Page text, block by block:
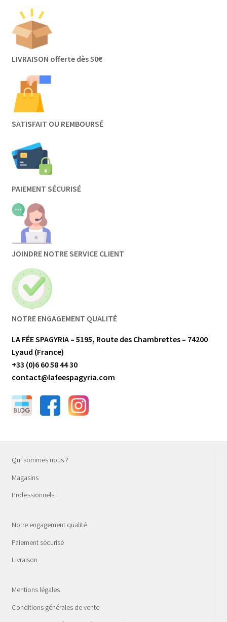
LIVRAISON offerte dès 50€
SATISFAIT OU REMBOURSÉ
PAIEMENT SÉCURISÉ
JOINDRE NOTRE SERVICE CLIENT
NOTRE ENGAGEMENT QUALITÉ
LA FÉE SPAGYRIA – 5195, Route des Chambrettes – 74200
Lyaud (France)
+33 (0)6 60 58 44 30
contact@lafeespagyria.com
Qui sommes nous ?
Magasins
Professionnels
Notre engagement qualité
Paiement sécurisé
Livraison
Mentions légales
Conditions générales de vente